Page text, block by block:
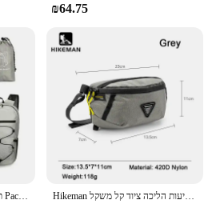
₪64.75
20l תרמיל גב מתקפל עמיד למים Pack עבור נשים גברים קיבולת גדולה טיולים רגליים Hikeman המותניים תיק ספורט ספורט מטפס הרים אופניים תיק נייד תיק הרחבה חבילת נסיעות הליכה ציוד קל משקל